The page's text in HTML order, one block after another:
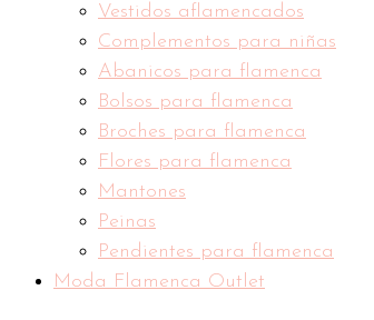
Vestidos aflamencados
Complementos para niñas
Abanicos para flamenca
Bolsos para flamenca
Broches para flamenca
Flores para flamenca
Mantones
Peinas
Pendientes para flamenca
Moda Flamenca Outlet